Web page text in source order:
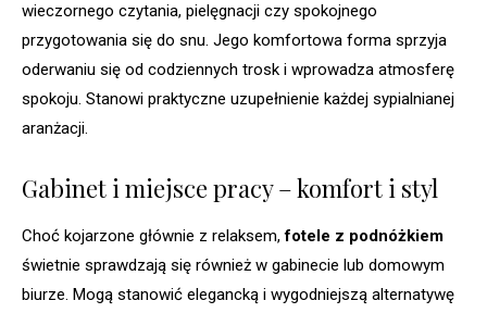
wieczornego czytania, pielęgnacji czy spokojnego
przygotowania się do snu. Jego komfortowa forma sprzyja
oderwaniu się od codziennych trosk i wprowadza atmosferę
spokoju. Stanowi praktyczne uzupełnienie każdej sypialnianej
aranżacji.
Gabinet i miejsce pracy – komfort i styl
Choć kojarzone głównie z relaksem,fotele z podnóżkiem
świetnie sprawdzają się również w gabinecie lub domowym
biurze. Mogą stanowić elegancką i wygodniejszą alternatywę